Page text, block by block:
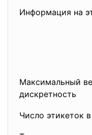
Информация на
Максимальный
дискретность
Число этикеток